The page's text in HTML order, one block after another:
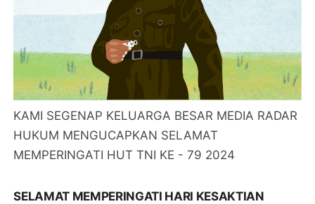
KAMI SEGENAP KELUARGA BESAR MEDIA RADAR
HUKUM MENGUCAPKAN SELAMAT
MEMPERINGATI HUT TNI KE - 79 2024
SELAMAT MEMPERINGATI HARI KESAKTIAN